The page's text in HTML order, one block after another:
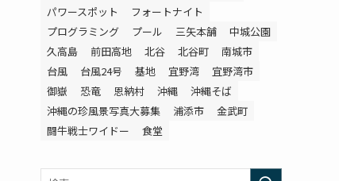
パワースポット
フォートナイト
プログラミング
プール 三矢本舗
中城公園
久高島
前田高地 北谷 北谷町
南城市
台風
台風24号 基地 宜野湾
宜野湾市
御嶽
恐竜 恩納村 沖縄
沖縄そば
沖縄の珍風景写真大募集
浦添市
金武町
闘牛戦士ワイドー
食堂